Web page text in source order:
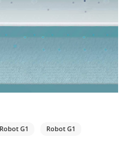
G1 Robot G1